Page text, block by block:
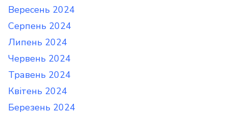
Вересень 2024
Серпень 2024
Липень 2024
Червень 2024
Травень 2024
Квітень 2024
Березень 2024